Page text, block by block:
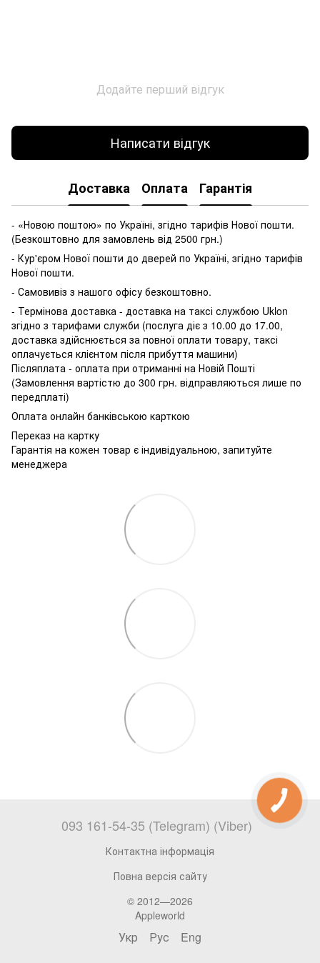
Додайте перший відгук
Написати відгук
Доставка Оплата Гарантія
- «Новою поштою» по Україні, згідно тарифів Нової пошти.
(Безкоштовно для замовлень від 2500 грн.)
- Кур'єром Нової пошти до дверей по Україні, згідно тарифів
Нової пошти.
- Самовивіз з нашого офісу безкоштовно.
- Термінова доставка - доставка на таксі службою Uklon
згідно з тарифами служби (послуга діє з 10.00 до 17.00,
доставка здійснюється за повної оплати товару, таксі
оплачується клієнтом після прибуття машини)
Післяплата - оплата при отриманні на Новій Пошті
(Замовлення вартістю до 300 грн. відправляються лише по
передплаті)
Оплата онлайн банківською карткою
Переказ на картку
Гарантія на кожен товар є індивідуальною, запитуйте
менеджера
093 161-54-35 (Telegram) (Viber)
Контактна інформація
Повна версія сайту
© 2012—2026
Appleworld
Укр Рус Eng